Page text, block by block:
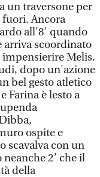
un traversone per
fuori. Ancora
all'8' quando
arriva scoordinato
Melis.
dopo un'azione
bel gesto atletico
Farina è lesto a
ospite e
scavalva con un
2’ che il
della